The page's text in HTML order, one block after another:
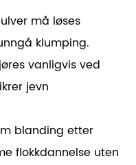
må løses
klumping.
vanligvis ved
jevn
blanding etter
flokkdannelse uten